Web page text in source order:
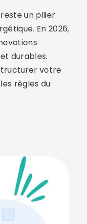
reste un pilier
En 2026,
durables.
votre
règles du